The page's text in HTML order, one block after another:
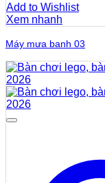
Add to Wishlist
Xem nhanh
Máy mưa banh 03